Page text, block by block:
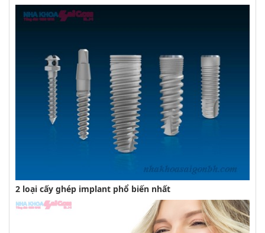
2 loại cấy ghép implant phổ biến nhất